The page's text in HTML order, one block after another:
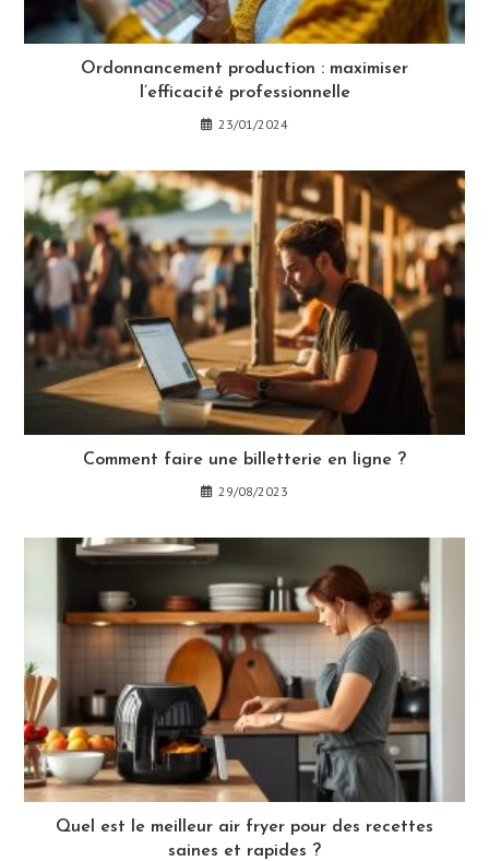
Ordonnancement production : maximiser
l’efficacité professionnelle
23/01/2024
Comment faire une billetterie en ligne ?
29/08/2023
Quel est le meilleur air fryer pour des recettes
saines et rapides ?